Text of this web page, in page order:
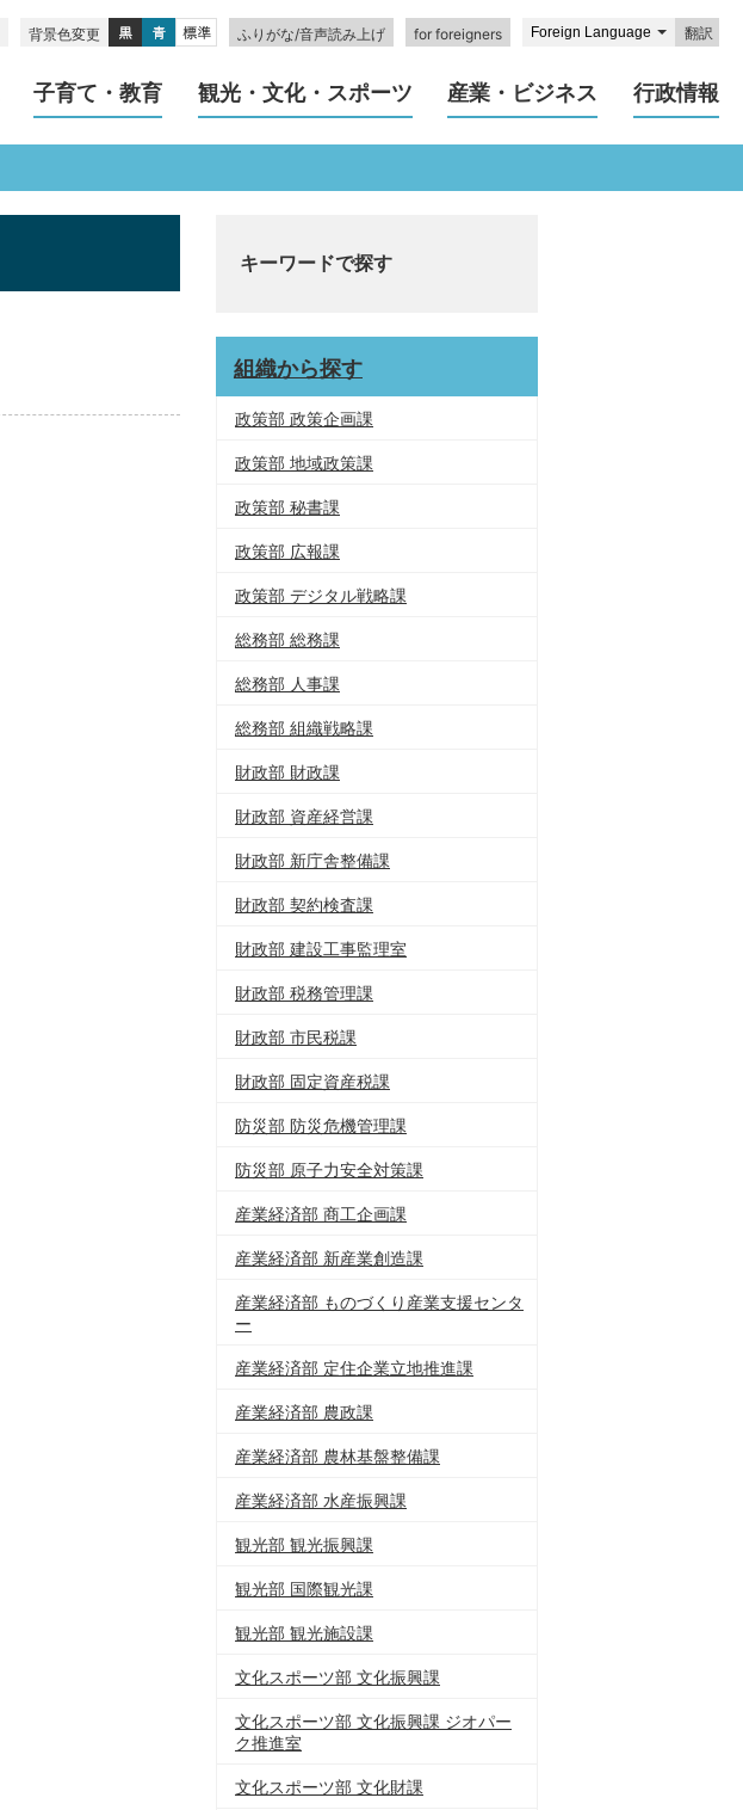
背景色変更 ふりがな/音声読み上げ for foreigners 翻訳
子育て・教育 観光・文化・スポーツ 産業・ビジネス 行政情報
キーワードで探す
組織から探す
政策部 政策企画課
政策部 地域政策課
政策部 秘書課
政策部 広報課
政策部 デジタル戦略課
総務部 総務課
総務部 人事課
総務部 組織戦略課
財政部 財政課
財政部 資産経営課
財政部 新庁舎整備課
財政部 契約検査課
財政部 建設工事監理室
財政部 税務管理課
財政部 市民税課
財政部 固定資産税課
防災部 防災危機管理課
防災部 原子力安全対策課
産業経済部 商工企画課
産業経済部 新産業創造課
産業経済部 ものづくり産業支援センタ
ー
産業経済部 定住企業立地推進課
産業経済部 農政課
産業経済部 農林基盤整備課
産業経済部 水産振興課
観光部 観光振興課
観光部 国際観光課
観光部 観光施設課
文化スポーツ部 文化振興課
文化スポーツ部 文化振興課 ジオパー
ク推進室
文化スポーツ部 文化財課